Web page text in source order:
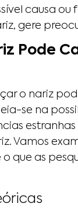
causa ou
gere
Pode
o nariz
se na
Vamos
que as